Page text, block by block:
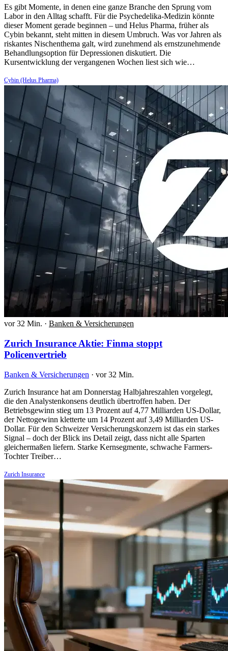
Es gibt Momente, in denen eine ganze Branche den Sprung vom
Labor in den Alltag schafft. Für die Psychedelika-Medizin könnte
dieser Moment gerade beginnen – und Helus Pharma, früher als
Cybin bekannt, steht mitten in diesem Umbruch. Was vor Jahren als
riskantes Nischenthema galt, wird zunehmend als ernstzunehmende
Behandlungsoption für Depressionen diskutiert. Die
Kursentwicklung der vergangenen Wochen liest sich wie…
Cybin (Helus Pharma)
vor 32 Min. · Banken & Versicherungen
Zurich Insurance Aktie: Finma stoppt
Policenvertrieb
Banken & Versicherungen · vor 32 Min.
Zurich Insurance hat am Donnerstag Halbjahreszahlen vorgelegt,
die den Analystenkonsens deutlich übertroffen haben. Der
Betriebsgewinn stieg um 13 Prozent auf 4,77 Milliarden US-Dollar,
der Nettogewinn kletterte um 14 Prozent auf 3,49 Milliarden US-
Dollar. Für den Schweizer Versicherungskonzern ist das ein starkes
Signal – doch der Blick ins Detail zeigt, dass nicht alle Sparten
gleichermaßen liefern. Starke Kernsegmente, schwache Farmers-
Tochter Treiber…
Zurich Insurance